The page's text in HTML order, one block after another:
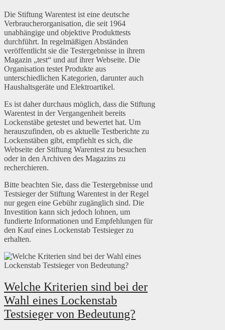
Die Stiftung Warentest ist eine deutsche
Verbraucherorganisation, die seit 1964
unabhängige und objektive Produkttests
durchführt. In regelmäßigen Abständen
veröffentlicht sie die Testergebnisse in ihrem
Magazin „test“ und auf ihrer Webseite. Die
Organisation testet Produkte aus
unterschiedlichen Kategorien, darunter auch
Haushaltsgeräte und Elektroartikel.
Es ist daher durchaus möglich, dass die Stiftung
Warentest in der Vergangenheit bereits
Lockenstäbe getestet und bewertet hat. Um
herauszufinden, ob es aktuelle Testberichte zu
Lockenstäben gibt, empfiehlt es sich, die
Webseite der Stiftung Warentest zu besuchen
oder in den Archiven des Magazins zu
recherchieren.
Bitte beachten Sie, dass die Testergebnisse und
Testsieger der Stiftung Warentest in der Regel
nur gegen eine Gebühr zugänglich sind. Die
Investition kann sich jedoch lohnen, um
fundierte Informationen und Empfehlungen für
den Kauf eines Lockenstab Testsieger zu
erhalten.
Welche Kriterien sind bei der
Wahl eines Lockenstab
Testsieger von Bedeutung?